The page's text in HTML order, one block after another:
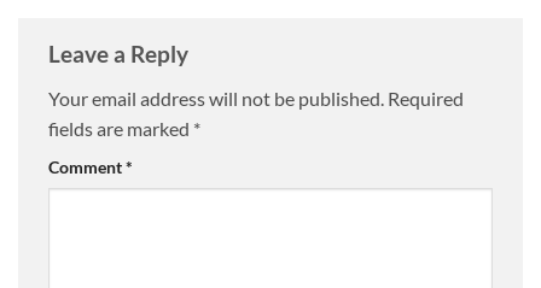
Leave a Reply
Your email address will not be published. Required
fields are marked *
Comment*